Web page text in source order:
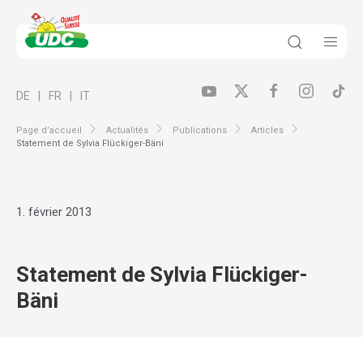
Page d’accueil Actualités Publications
Articles
Statement de Sylvia Flückiger-Bäni
DE FR IT
1. février 2013
Statement de Sylvia Flückiger-
Bäni